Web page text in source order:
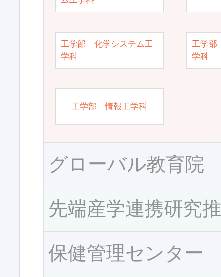
工学部 化学システム工
学科
工学部
学科
工学部 情報工学科
グローバル教育院
先端産学連携研究
保健管理センター